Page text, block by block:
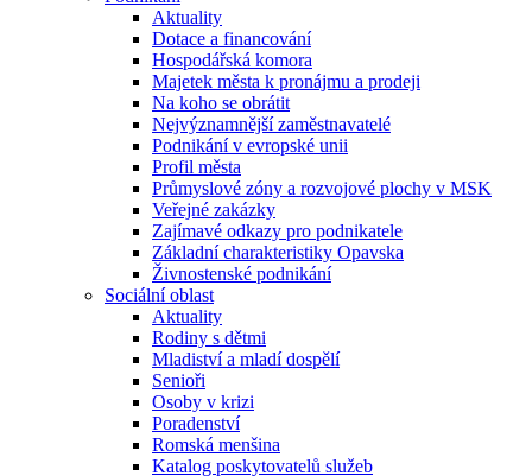
Aktuality
Dotace a financování
Hospodářská komora
Majetek města k pronájmu a prodeji
Na koho se obrátit
Nejvýznamnější zaměstnavatelé
Podnikání v evropské unii
Profil města
Průmyslové zóny a rozvojové plochy v MSK
Veřejné zakázky
Zajímavé odkazy pro podnikatele
Základní charakteristiky Opavska
Živnostenské podnikání
Sociální oblast
Aktuality
Rodiny s dětmi
Mladiství a mladí dospělí
Senioři
Osoby v krizi
Poradenství
Romská menšina
Katalog poskytovatelů služeb